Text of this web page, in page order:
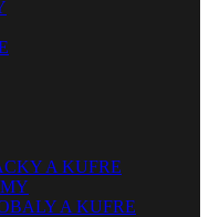
A KUFRE
A KUFRE